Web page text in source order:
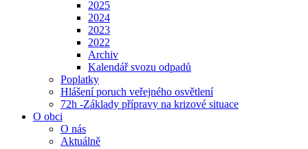
2025
2024
2023
2022
Archiv
Kalendář svozu odpadů
Poplatky
Hlášení poruch veřejného osvětlení
72h -Základy přípravy na krizové situace
O obci
O nás
Aktuálně